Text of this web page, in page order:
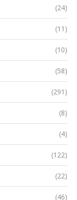
(24)
(11)
(10)
(58)
(291)
(8)
(4)
(122)
(22)
(46)